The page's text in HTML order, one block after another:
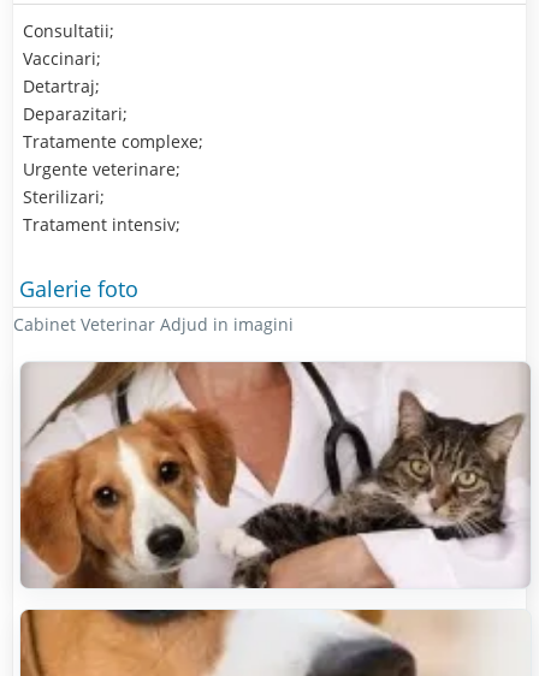
Consultatii;
Vaccinari;
Detartraj;
Deparazitari;
Tratamente complexe;
Urgente veterinare;
Sterilizari;
Tratament intensiv;
Galerie foto
Cabinet Veterinar Adjud in imagini